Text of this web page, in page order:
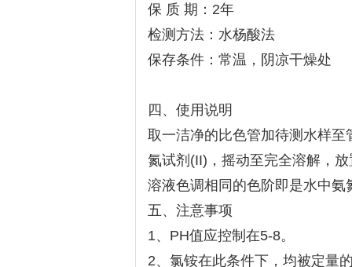
保 质 期：2年
检测方法：水杨酸法
保存条件：常温，阴凉干燥处
四、使用说明
取一洁净的比色管加待测水样
氮试剂(II)，摇动至完全溶解，
溶液色调相同的色阶即是水中氨
五、注意事项
1、PH值应控制在5-8。
2、氯铵在此条件下，均被定量